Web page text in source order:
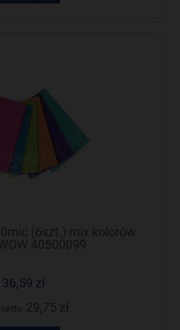
(6szt.) mix kolorów
40500099
36,59 zł